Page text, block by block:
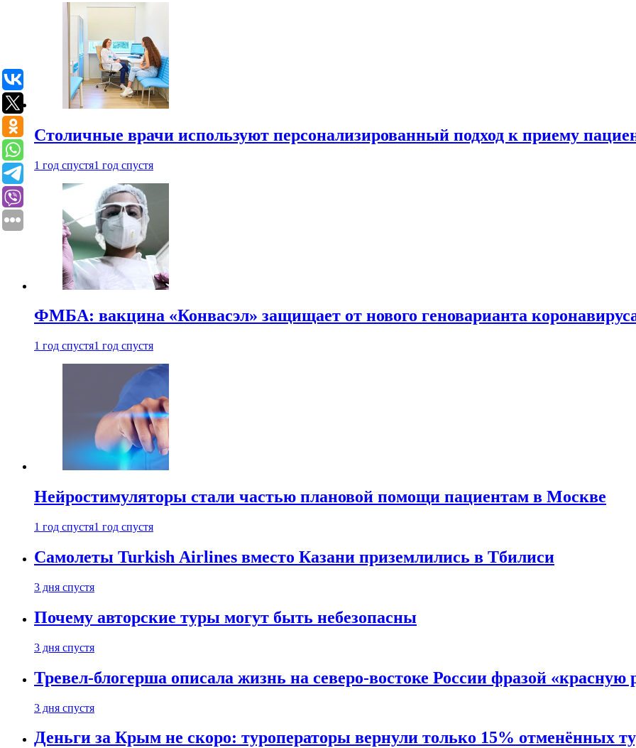
Столичные врачи используют персонализированный подход к приему
1 год спустя1 год спустя
ФМБА: вакцина «Конвасэл» защищает от нового геноварианта
1 год спустя1 год спустя
Нейростимуляторы стали частью плановой помощи пациентам в Москве
1 год спустя1 год спустя
Самолеты Turkish Airlines вместо Казани приземлились в Тбилиси
3 дня спустя
Почему авторские туры могут быть небезопасны
3 дня спустя
Тревел-блогерша описала жизнь на северо-востоке России фразой
3 дня спустя
Деньги за Крым не скоро: туроператоры вернули только 15% отменённых